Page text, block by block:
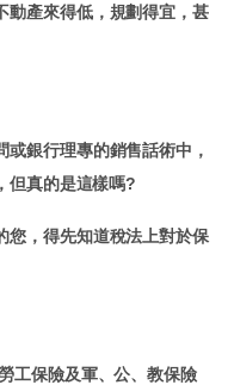
動產來得低，規劃得宜，甚
銀行理專的銷售話術中，
但真的是這樣嗎?
您，得先知道稅法上對於保
工保險及軍、公、教保險